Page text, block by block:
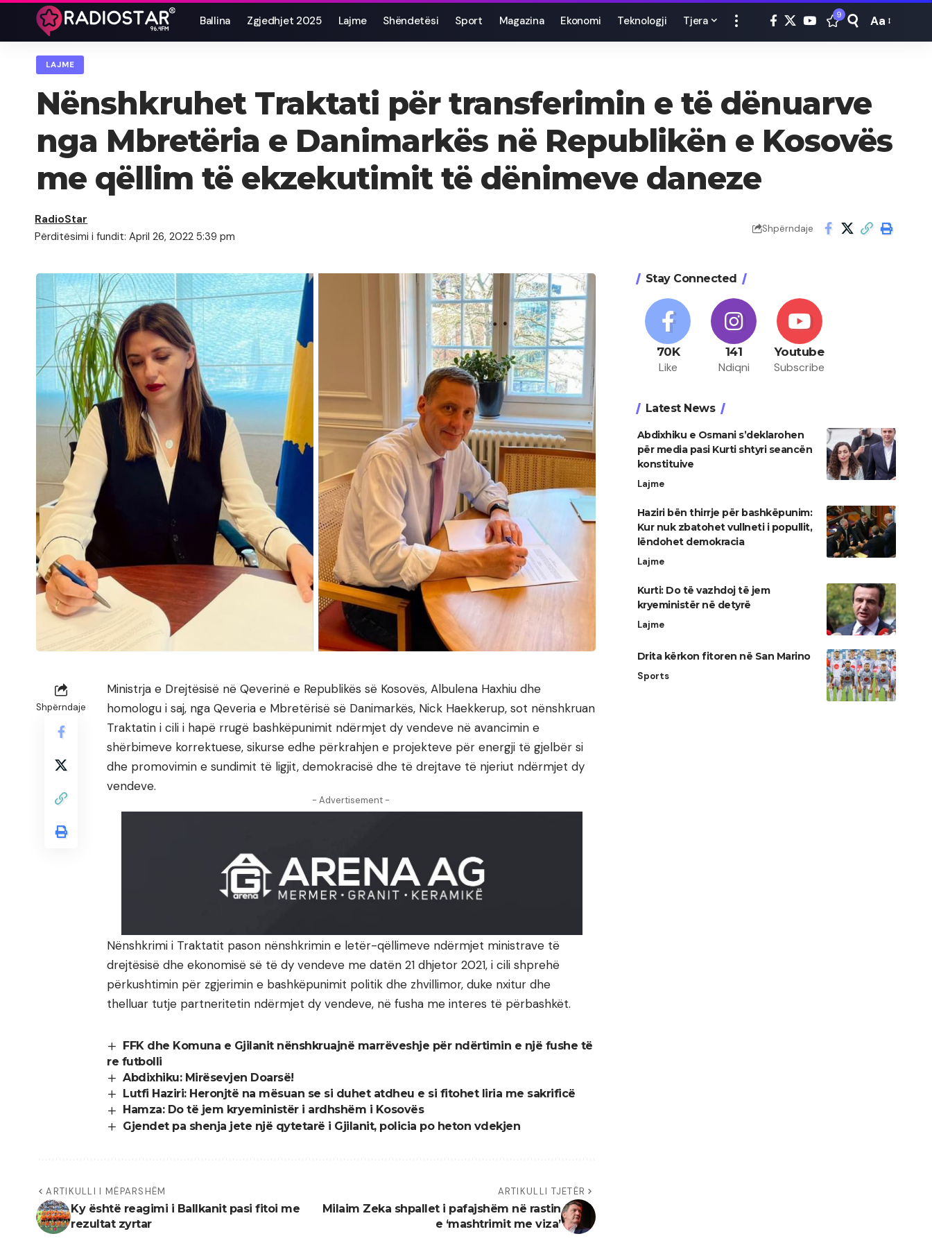
Ballina Zgjedhjet 2025 Lajme Shëndetësi Sport Magazina Ekonomi Teknologji Tjera 9
Font
Aa
LAJME
Nënshkruhet Traktati për transferimin e të dënuarve
nga Mbretëria e Danimarkës në Republikën e Kosovës
me qëllim të ekzekutimit të dënimeve daneze
Përditësimi i fundit: April 26, 2022 5:39 pm
RadioStar
Shpërndaje
Shpërndaje
Ministrja e Drejtësisë në Qeverinë e Republikës së Kosovës, Albulena Haxhiu dhe
homologu i saj, nga Qeveria e Mbretërisë së Danimarkës, Nick Haekkerup, sot nënshkruan
Traktatin i cili i hapë rrugë bashkëpunimit ndërmjet dy vendeve në avancimin e
shërbimeve korrektuese, sikurse edhe përkrahjen e projekteve për energji të gjelbër si
dhe promovimin e sundimit të ligjit, demokracisë dhe të drejtave të njeriut ndërmjet dy
vendeve.
- Advertisement -
Nënshkrimi i Traktatit pason nënshkrimin e letër-qëllimeve ndërmjet ministrave të
drejtësisë dhe ekonomisë së të dy vendeve me datën 21 dhjetor 2021, i cili shprehë
përkushtimin për zgjerimin e bashkëpunimit politik dhe zhvillimor, duke nxitur dhe
thelluar tutje partneritetin ndërmjet dy vendeve, në fusha me interes të përbashkët.
FFK dhe Komuna e Gjilanit nënshkruajnë marrëveshje për ndërtimin e një fushe të
re futbolli
Abdixhiku: Mirësevjen Doarsë!
Lutfi Haziri: Heronjtë na mësuan se si duhet atdheu e si fitohet liria me sakrificë
Hamza: Do të jem kryeministër i ardhshëm i Kosovës
Gjendet pa shenja jete një qytetarë i Gjilanit, policia po heton vdekjen
ARTIKULLI I MËPARSHËM
Ky është reagimi i Ballkanit pasi fitoi me
rezultat zyrtar
ARTIKULLI TJETËR
Milaim Zeka shpallet i pafajshëm në rastin
e ‘mashtrimit me viza’
Stay Connected
70K
Like
141
Ndiqni
Youtube
Subscribe
Latest News
Abdixhiku e Osmani s’deklarohen
për media pasi Kurti shtyri seancën
konstituive
Lajme
Haziri bën thirrje për bashkëpunim:
Kur nuk zbatohet vullneti i popullit,
lëndohet demokracia
Lajme
Kurti: Do të vazhdoj të jem
kryeministër në detyrë
Lajme
Drita kërkon fitoren në San Marino
Sports